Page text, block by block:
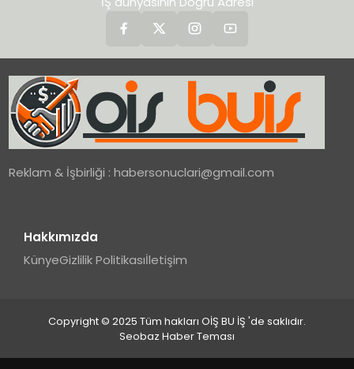
Reklam & İşbirliği :habersonuclari@gmail.com
Hakkımızda
KünyeGizlilik Politikasıİletişim
Copyright © 2025 Tüm hakları OİŞ BU İŞ 'de saklıdır.
Seobaz Haber Teması